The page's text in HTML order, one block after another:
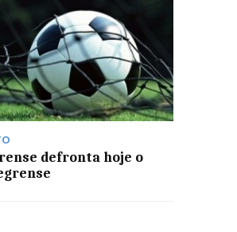
defronta hoje o